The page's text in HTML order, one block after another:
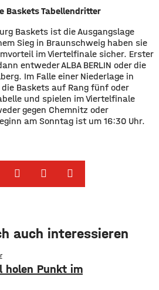
Baskets Tabellendritter
Baskets ist die Ausgangslage
Sieg in Braunschweig haben sie
im Viertelfinale sicher. Erster
entweder ALBA BERLIN oder die
Im Falle einer Niederlage in
Baskets auf Rang fünf oder
und spielen im Viertelfinale
gegen Chemnitz oder
am Sonntag ist um 16:30 Uhr.
auch interessieren
holen Punkt im